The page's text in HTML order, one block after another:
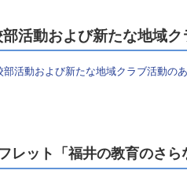
活動および新たな地域
部活動および新たな地域クラブ活動の
レット「福井の教育のさら